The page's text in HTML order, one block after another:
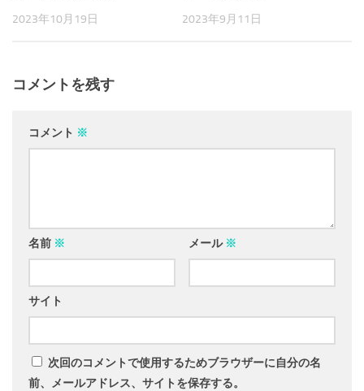
2023年10月19日 2023年9月11日
コメントを残す
コメント ※
名前 ※ メール ※
サイト
次回のコメントで使用するためブラウザーに自分の名
前、メールアドレス、サイトを保存する。